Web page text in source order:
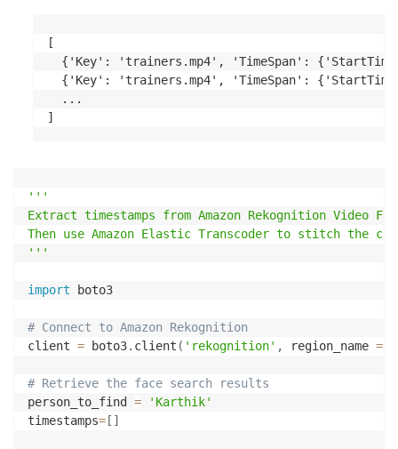
[
{'Key': 'trainers.mp4', 'TimeSpan':
{'Key': 'trainers.mp4', 'TimeSpan':
  ...
]
'''
Extract timestamps from Amazon Rekognition Video
Then use Amazon Elastic Transcoder to stitch the
'''
import boto3
# Connect to Amazon Rekognition
client = boto3. client ( 'rekognition' , region_name =
# Retrieve the face search results
person_to_find =
'Karthik'
timestamps=[ ]